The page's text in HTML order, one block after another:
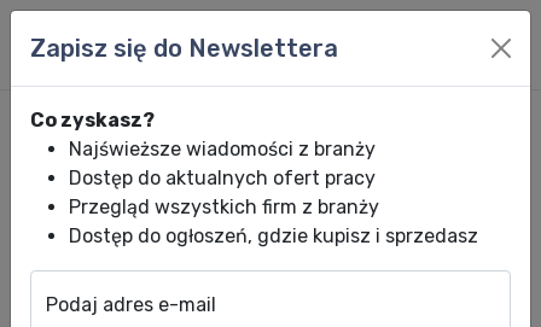
Zapisz się do Newslettera
Co zyskasz?
Najświeższe wiadomości z branży
Dostęp do aktualnych ofert pracy
Przegląd wszystkich firm z branży
Dostęp do ogłoszeń, gdzie kupisz i sprzedasz
Podaj adres e-mail